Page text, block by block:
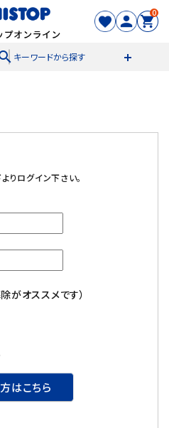
0
キーワードから探す
登録
ログイン下さい。
がオススメです）
はこちら